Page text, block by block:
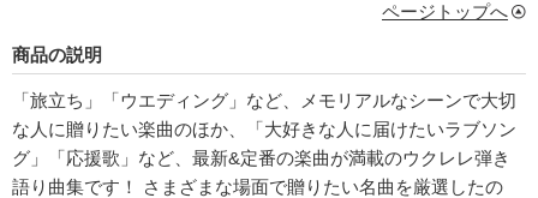
ページトップへ
商品の説明
「旅立ち」「ウエディング」など、メモリアルなシーンで大切
な人に贈りたい楽曲のほか、「大好きな人に届けたいラブソン
グ」「応援歌」など、最新&定番の楽曲が満載のウクレレ弾き
語り曲集です！ さまざまな場面で贈りたい名曲を厳選したの